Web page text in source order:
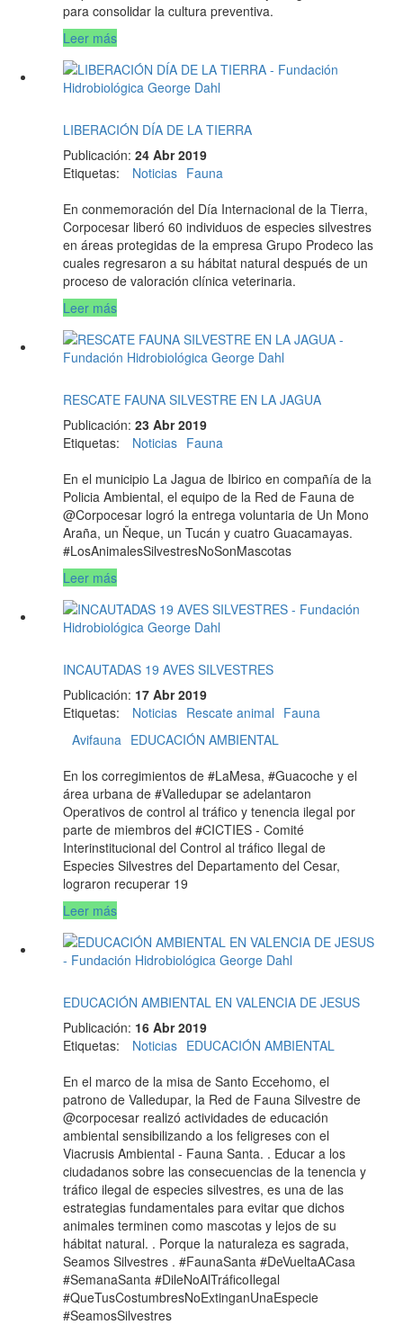
para consolidar la cultura preventiva.
Leer más
LIBERACIÓN DÍA DE LA TIERRA
Publicación: 24 Abr 2019
Etiquetas: Noticias Fauna
En conmemoración del Día Internacional de la Tierra,
Corpocesar liberó 60 individuos de especies silvestres
en áreas protegidas de la empresa Grupo Prodeco las
cuales regresaron a su hábitat natural después de un
proceso de valoración clínica veterinaria.
Leer más
RESCATE FAUNA SILVESTRE EN LA JAGUA
Publicación: 23 Abr 2019
Etiquetas: Noticias Fauna
En el municipio La Jagua de Ibirico en compañía de la
Policia Ambiental, el equipo de la Red de Fauna de
@Corpocesar logró la entrega voluntaria de Un Mono
Araña, un Ñeque, un Tucán y cuatro Guacamayas.
#LosAnimalesSilvestresNoSonMascotas
Leer más
INCAUTADAS 19 AVES SILVESTRES
Publicación: 17 Abr 2019
Etiquetas: Noticias Rescate animal Fauna
Avifauna EDUCACIÓN AMBIENTAL
En los corregimientos de #LaMesa, #Guacoche y el
área urbana de #Valledupar se adelantaron
Operativos de control al tráfico y tenencia ilegal por
parte de miembros del #CICTIES - Comité
Interinstitucional del Control al tráfico Ilegal de
Especies Silvestres del Departamento del Cesar,
lograron recuperar 19
Leer más
EDUCACIÓN AMBIENTAL EN VALENCIA DE JESUS
Publicación: 16 Abr 2019
Etiquetas: Noticias EDUCACIÓN AMBIENTAL
En el marco de la misa de Santo Eccehomo, el
patrono de Valledupar, la Red de Fauna Silvestre de
@corpocesar realizó actividades de educación
ambiental sensibilizando a los feligreses con el
Viacrusis Ambiental - Fauna Santa. . Educar a los
ciudadanos sobre las consecuencias de la tenencia y
tráfico ilegal de especies silvestres, es una de las
estrategias fundamentales para evitar que dichos
animales terminen como mascotas y lejos de su
hábitat natural. . Porque la naturaleza es sagrada,
Seamos Silvestres . #FaunaSanta #DeVueltaACasa
#SemanaSanta #DileNoAlTráficoIlegal
#QueTusCostumbresNoExtinganUnaEspecie
#SeamosSilvestres